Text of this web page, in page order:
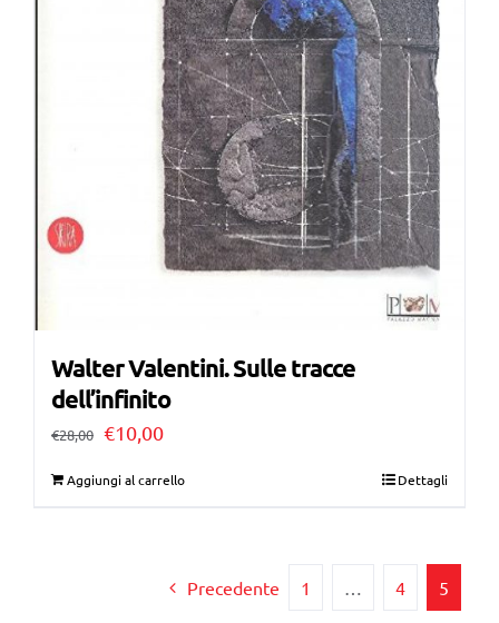
Walter Valentini. Sulle tracce
dell’infinito
€28,00 Il
€10,00Il
Aggiungi al carrello Dettagli
Precedente 1 4 5